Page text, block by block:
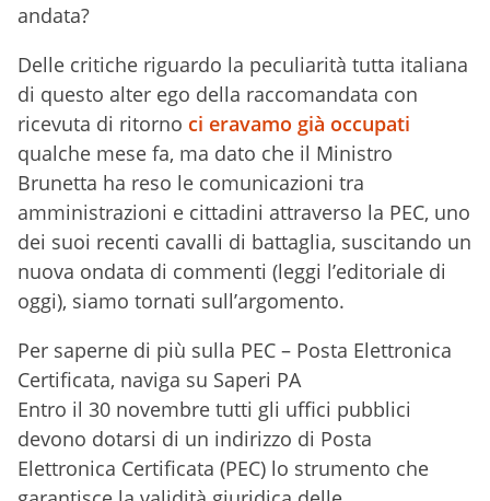
andata?
Delle critiche riguardo la peculiarità tutta italiana
di questo alter ego della raccomandata con
ricevuta di ritorno ci eravamo già occupati
qualche mese fa, ma dato che il Ministro
Brunetta ha reso le comunicazioni tra
amministrazioni e cittadini attraverso la PEC, uno
dei suoi recenti cavalli di battaglia, suscitando un
nuova ondata di commenti (leggi l’editoriale di
oggi), siamo tornati sull’argomento.
Per saperne di più sulla PEC – Posta Elettronica
Certificata, naviga su Saperi PA
Entro il 30 novembre tutti gli uffici pubblici
devono dotarsi di un indirizzo di Posta
Elettronica Certificata (PEC) lo strumento che